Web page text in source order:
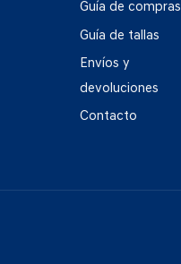
Guía de compras
Guía de tallas
Envíos y
devoluciones
Contacto